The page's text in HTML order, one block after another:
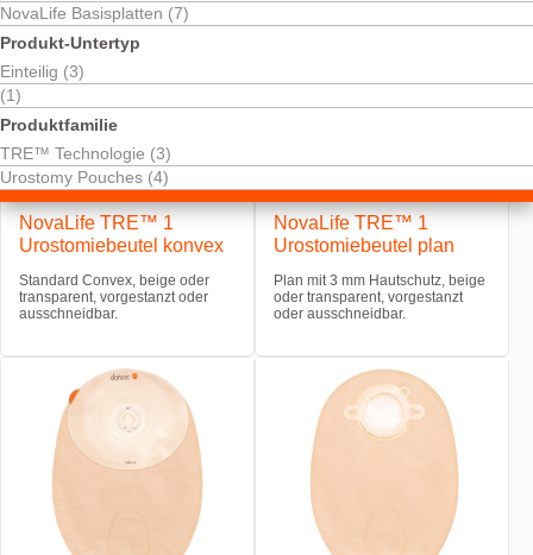
NovaLife Basisplatten (7)
Produkt-Untertyp
Einteilig (3)
(1)
Produktfamilie
TRE™ Technologie (3)
Urostomy Pouches (4)
NovaLife TRE™ 1
Urostomiebeutel konvex
Standard Convex, beige oder
transparent, vorgestanzt oder
ausschneidbar.
NovaLife TRE™ 1
Urostomiebeutel plan
Plan mit 3 mm Hautschutz, beige
oder transparent, vorgestanzt
oder ausschneidbar.